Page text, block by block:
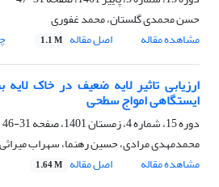
حسن محمدی گلستان، محمد غفوری
مشاهده مقاله
اصل مقاله 1.1 M
ارزیابی تاثیر لایه ضعیف در خاک
ایستگاهی امواج سطحی
دوره 15، شماره 4، زمستان 1401، صفحه
31-46
محمدمهدی مرادی، حسین رهنما، سهراب میراثی
مشاهده مقاله
اصل مقاله 1.64 M